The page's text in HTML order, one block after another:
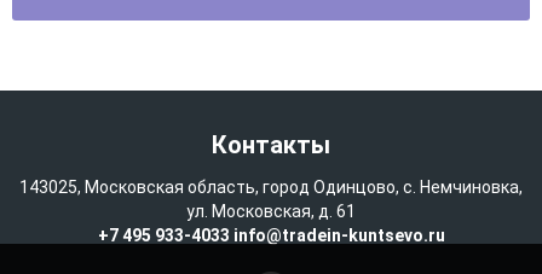
Контакты
143025, Московская область, город Одинцово, с. Немчиновка,
ул. Московская, д. 61
+7 495 933-4033 info@tradein-kuntsevo.ru